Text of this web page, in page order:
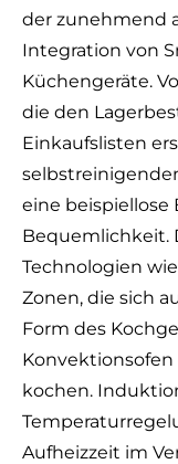
der zunehmend
Integration von
Küchengeräte.
die den
Einkaufslisten
eine
Bequemlichkeit.
Technologien
Zonen, die sich
Form des
Konvektionsofen
kochen.
Aufheizzeit im